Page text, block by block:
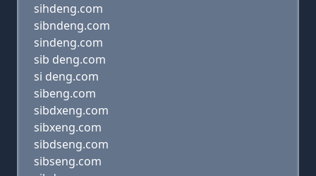
sihdeng.com
sibndeng.com
sindeng.com
sib deng.com
si deng.com
sibeng.com
sibdxeng.com
sibxeng.com
sibdseng.com
sibseng.com